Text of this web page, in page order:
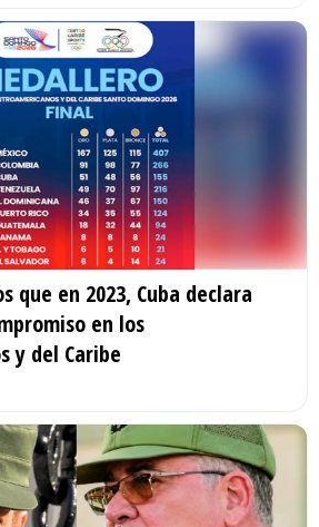
que en 2023, Cuba declara
en los
y del Caribe